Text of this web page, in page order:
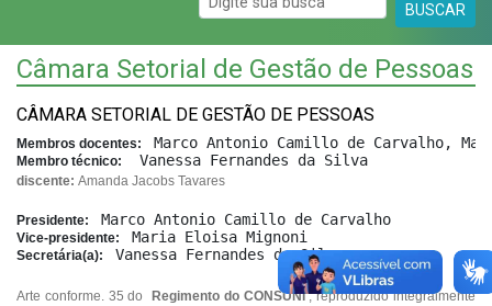
BUSCAR
Câmara Setorial de Gestão de Pessoas
CÂMARA SETORIAL DE GESTÃO DE PESSOAS
Membros docentes: Marco Antonio Camillo de Carvalho,
Membro técnico: Vanessa Fernandes da Silva
discente: Amanda Jacobs Tavares
Presidente: Marco Antonio Camillo de Carvalho
Vice-presidente: Maria Eloisa Mignoni
Secretária(a): Vanessa Fernandes da Silva
Arte conforme. 35 do Regimento do CONSUNI, reproduzido integralmente